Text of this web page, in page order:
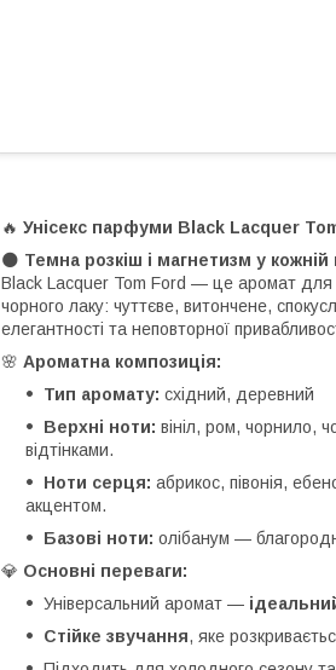
🔥 Унісекс парфуми Black Lacquer
🌑 Темна розкіш і магнетизм у кожній
Black Lacquer Tom Ford — це аромат для
чорного лаку: чуттєве, витончене,
елегантності та неповторної
🌸 Ароматна композиція:
Тип аромату: східний, деревний
Верхні ноти: вініл, ром, чорнило,
відтінками.
Ноти серця: абрикос, півонія,
акцентом.
Базові ноти: олібанум —
💎 Основні переваги:
Універсальний аромат —
Стійке звучання, яке